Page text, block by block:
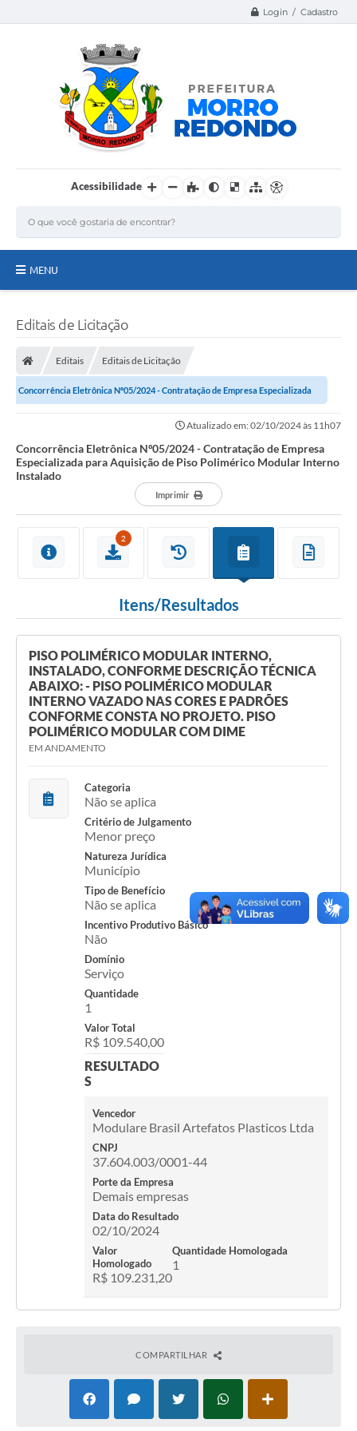
Login / Cadastro
Acessibilidade
MENU
Secretarias
Serviços Online
Serviço de Inspeção Municipal - SIM
Esportes
Ouvidoria
Transparência
Agenda
Acesso Rápido
Editais
Carta de Serviços
Arquivos para Download
Galeria de Vídeos
Telefones Úteis
Editais de Licitação
Editais Editais de Licitação
Concorrência Eletrônica Nº05/2024 - Contratação de Empresa Especializada
Atualizado em: 02/10/2024 às 11h07
Concorrência Eletrônica Nº05/2024 - Contratação de Empresa
Especializada para Aquisição de Piso Polimérico Modular Interno
Instalado
Imprimir
2
Itens/Resultados
PISO POLIMÉRICO MODULAR INTERNO,
INSTALADO, CONFORME DESCRIÇÃO TÉCNICA
ABAIXO: - PISO POLIMÉRICO MODULAR
INTERNO VAZADO NAS CORES E PADRÕES
CONFORME CONSTA NO PROJETO. PISO
POLIMÉRICO MODULAR COM DIME
EM ANDAMENTO
Categoria
Não se aplica
Critério de Julgamento
Menor preço
Natureza Jurídica
Município
Tipo de Benefício
Não se aplica
Incentivo Produtivo Básico
Não
Domínio
Serviço
Quantidade
1
Valor Total
R$ 109.540,00
RESULTADO
S
Vencedor
Modulare Brasil Artefatos Plasticos Ltda
CNPJ
37.604.003/0001-44
Porte da Empresa
Demais empresas
Data do Resultado
02/10/2024
Valor
Homologado
R$ 109.231,20
Quantidade Homologada
1
COMPARTILHAR